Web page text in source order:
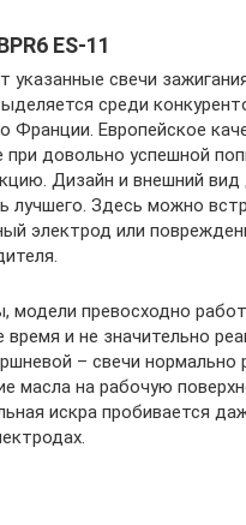
ES-11
указанные свечи
среди
Франции. Европейское
довольно успешной
Дизайн и внешний вид
лучшего. Здесь можно
электрод или
модели превосходно
и не значительно
– свечи нормально
масла на рабочую
искра пробивается